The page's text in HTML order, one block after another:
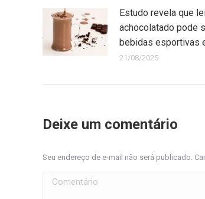
Estudo revela que
achocolatado pode
bebidas esportivas
21/08/2025
Deixe um comentário
Seu endereço de e-mail não será publicado.
Comentário